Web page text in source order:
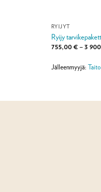
RYIJYT
Ryijy
755,00€–3
Jälleenmyyjä: